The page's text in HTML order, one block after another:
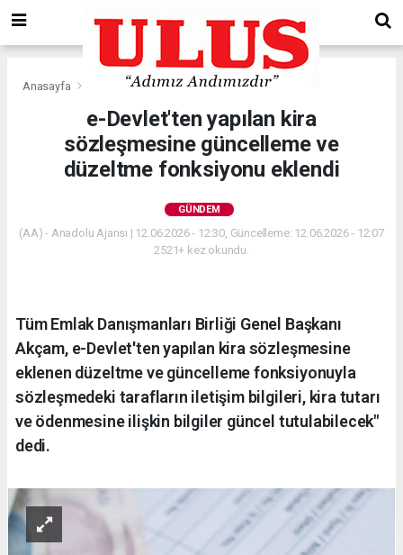
Anasayfa Gündem
e-Devlet'ten yapılan kira
sözleşmesine güncelleme ve
düzeltme fonksiyonu eklendi
GÜNDEM
(AA) - Anadolu Ajansı | 12.06.2026 - 12:30, Güncelleme: 12.06.2026 - 12:07
2521+ kez okundu.
Tüm Emlak Danışmanları Birliği Genel Başkanı
Akçam, e-Devlet'ten yapılan kira sözleşmesine
eklenen düzeltme ve güncelleme fonksiyonuyla
sözleşmedeki tarafların iletişim bilgileri, kira tutarı
ve ödenmesine ilişkin bilgiler güncel tutulabilecek"
dedi.